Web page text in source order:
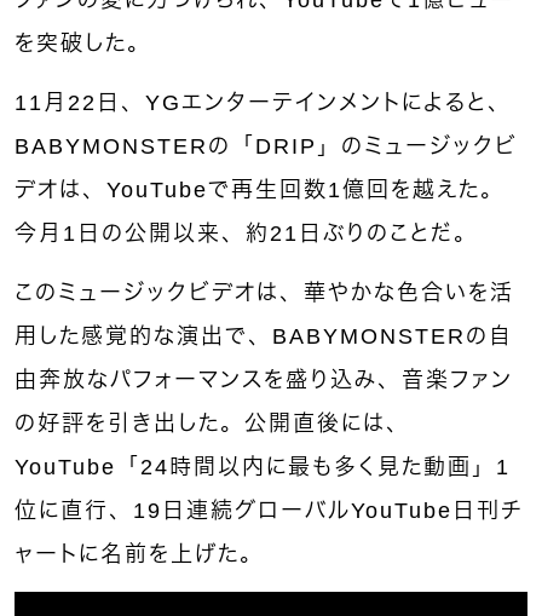
を突破した。
11月22日、YGエンターテインメントによると、
BABYMONSTERの「DRIP」のミュージックビ
デオは、YouTubeで再生回数1億回を越えた。
今月1日の公開以来、約21日ぶりのことだ。
このミュージックビデオは、華やかな色合いを活
用した感覚的な演出で、BABYMONSTERの自
由奔放なパフォーマンスを盛り込み、音楽ファン
の好評を引き出した。公開直後には、
YouTube「24時間以内に最も多く見た動画」1
位に直行、19日連続グローバルYouTube日刊チ
ャートに名前を上げた。